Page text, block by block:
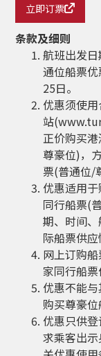
立即订票
条款及细则
航班出发
通位船票
25日。
优惠须使
站
正价购买
尊豪位)，
票(普通位/
优惠适用
同行船票(
期、时间
际船票供应
网上订购
家同行船票
优惠不能
购买尊豪位
优惠只供
求乘客出